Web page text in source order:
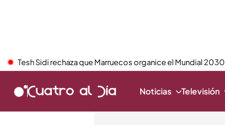
Tesh Sidi rechaza que Marruecos organice el Mundial 2030
Noticias Televisión